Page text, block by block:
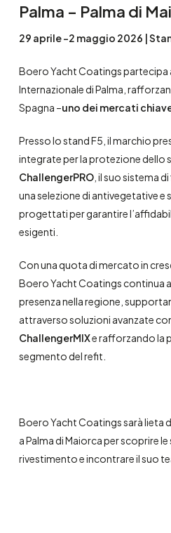
Palma – Palma di
29 aprile -2 maggio 2026 |
Boero Yacht Coatings partecipa
Internazionale di Palma,
Spagna –uno dei mercati
Presso lo stand F5, il marchio
integrate per la protezione dello
ChallengerPRO, il suo sistema
una selezione di antivegetative e
progettati per garantire
esigenti.
Con una quota di mercato in
Boero Yacht Coatings continua
presenza nella regione,
attraverso soluzioni avanzate
ChallengerMIXe rafforzando la
segmento del refit.
Boero Yacht Coatings sarà lieta
a Palma di Maiorca per scoprire
rivestimento e incontrare il suo